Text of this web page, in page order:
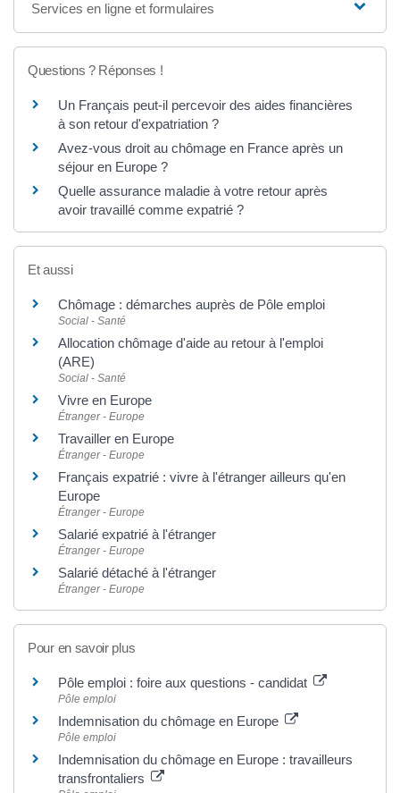
Services en ligne et formulaires
Questions ? Réponses !
Un Français peut-il percevoir des aides financières
à son retour d'expatriation ?
Avez-vous droit au chômage en France après un
séjour en Europe ?
Quelle assurance maladie à votre retour après
avoir travaillé comme expatrié ?
Et aussi
Chômage : démarches auprès de Pôle emploi
Social - Santé
Allocation chômage d'aide au retour à l'emploi
(ARE)
Social - Santé
Vivre en Europe
Étranger - Europe
Travailler en Europe
Étranger - Europe
Français expatrié : vivre à l'étranger ailleurs qu'en
Europe
Étranger - Europe
Salarié expatrié à l'étranger
Étranger - Europe
Salarié détaché à l'étranger
Étranger - Europe
Pour en savoir plus
Pôle emploi : foire aux questions - candidat
Pôle emploi
Indemnisation du chômage en Europe
Pôle emploi
Indemnisation du chômage en Europe : travailleurs
transfrontaliers